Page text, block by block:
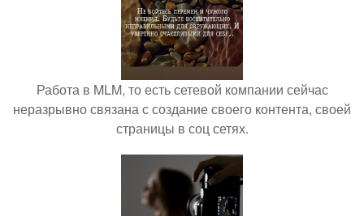
Работа в MLM, то есть сетевой компании сейчас
неразрывно связана с создание своего контента, своей
страницы в соц сетях.